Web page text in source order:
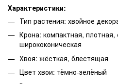
Характеристики:
Тип растения: хвойное
Крона: компактная, плотная,
ширококоническая
Хвоя: жёсткая, блестящая
Цвет хвои: тёмно-зелёный